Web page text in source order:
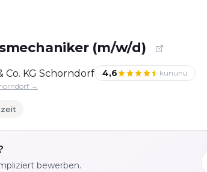
(m/w/d)
Co. KG Schorndorf 4,6
kununu
→
bewerben.